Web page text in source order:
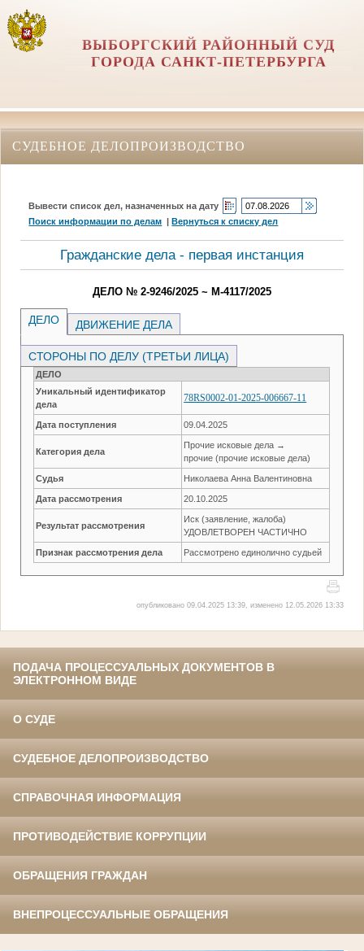
ВЫБОРГСКИЙ РАЙОННЫЙ СУД
ГОРОДА САНКТ-ПЕТЕРБУРГА
СУДЕБНОЕ ДЕЛОПРОИЗВОДСТВО
Вывести список дел, назначенных на дату
Поиск информации по делам |Вернуться к списку дел
Гражданские дела - первая инстанция
ДЕЛО № 2-9246/2025 ~ М-4117/2025
ДЕЛО ДВИЖЕНИЕ ДЕЛА
СТОРОНЫ ПО ДЕЛУ (ТРЕТЬИ ЛИЦА)
ДЕЛО
Уникальный идентификатор
дела
78RS0002-01-2025-006667-11
Дата поступления 09.04.2025
Категория дела
Прочие исковые дела →
прочие (прочие исковые дела)
Судья Николаева Анна Валентиновна
Дата рассмотрения 20.10.2025
Результат рассмотрения
Иск (заявление, жалоба)
УДОВЛЕТВОРЕН ЧАСТИЧНО
Признак рассмотрения дела Рассмотрено единолично судьей
опубликовано 09.04.2025 13:39, изменено 12.05.2026 13:33
ПОДАЧА ПРОЦЕССУАЛЬНЫХ ДОКУМЕНТОВ В
ЭЛЕКТРОННОМ ВИДЕ
О СУДЕ
СУДЕБНОЕ ДЕЛОПРОИЗВОДСТВО
СПРАВОЧНАЯ ИНФОРМАЦИЯ
ПРОТИВОДЕЙСТВИЕ КОРРУПЦИИ
ОБРАЩЕНИЯ ГРАЖДАН
ВНЕПРОЦЕССУАЛЬНЫЕ ОБРАЩЕНИЯ